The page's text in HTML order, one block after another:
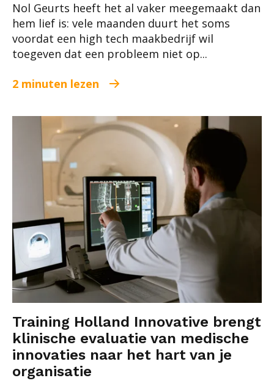
Nol Geurts heeft het al vaker meegemaakt dan
hem lief is: vele maanden duurt het soms
voordat een high tech maakbedrijf wil
toegeven dat een probleem niet op...
2 minuten lezen
Training Holland Innovative brengt
klinische evaluatie van medische
innovaties naar het hart van je
organisatie